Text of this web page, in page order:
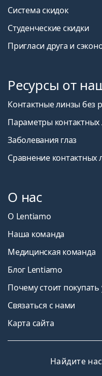
Система скидок
Студенческие скидки
Пригласи друга и
Ресурсы от
Контактные линзы без
Параметры контактных
Заболевания глаз
Сравнение контактных
О нас
О Lentiamo
Наша команда
Медицинская команда
Блог Lentiamo
Почему стоит покупать
Связаться с нами
Карта сайта
Найдите